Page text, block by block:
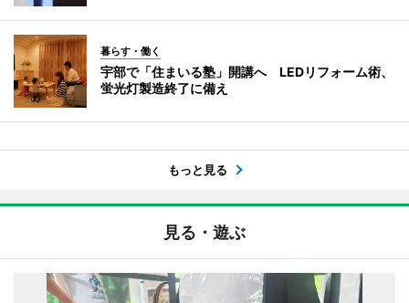
暮らす・働く
宇部で「住まいる塾」開講へ LEDリフォーム術、
蛍光灯製造終了に備え
もっと見る
見る・遊ぶ